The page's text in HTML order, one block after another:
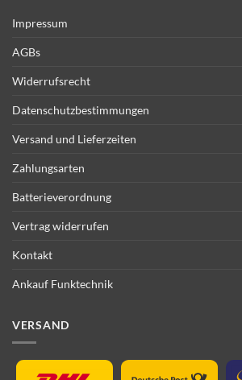
Impressum
AGBs
Widerrufsrecht
Datenschutzbestimmungen
Versand und Lieferzeiten
Zahlungsarten
Batterieverordnung
Vertrag widerrufen
Kontakt
Ankauf Funktechnik
VERSAND